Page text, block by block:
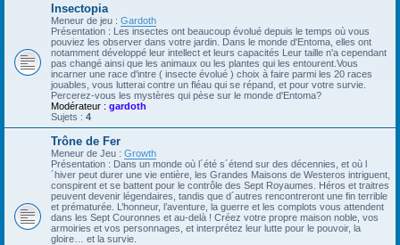
Insectopia
Meneur de jeu : Gardoth
Présentation : Les insectes ont beaucoup évolué depuis le temps où vous
pouviez les observer dans votre jardin. Dans le monde d'Entoma, elles ont
notamment développé leur intellect et leurs capacités Leur taille n'a cependant
pas changé ainsi que les animaux ou les plantes qui les entourent.Vous
incarner une race d'intre ( insecte évolué ) choix à faire parmi les 20 races
jouables, vous lutterai contre un fléau qui se répand, et pour votre survie.
Percerez-vous les mystères qui pèse sur le monde d'Entoma?
Modérateur : gardoth
Sujets : 4
Trône de Fer
Meneur de Jeu : Growth
Présentation : Dans un monde où l´été s´étend sur des décennies, et où l
´hiver peut durer une vie entière, les Grandes Maisons de Westeros intriguent,
conspirent et se battent pour le contrôle des Sept Royaumes. Héros et traitres
peuvent devenir légendaires, tandis que d´autres rencontreront une fin terrible
et prématurée. L’honneur, l’aventure, la guerre et les complots vous attendent
dans les Sept Couronnes et au-delà ! Créez votre propre maison noble, vos
armoiries et vos personnages, et interprétez leur lutte pour le pouvoir, la
gloire… et la survie.